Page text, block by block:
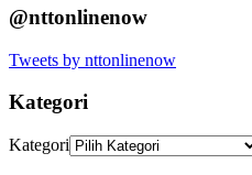
@nttonlinenow
Tweets by nttonlinenow
Kategori
Kategori